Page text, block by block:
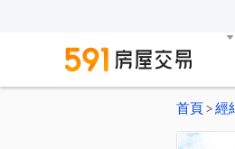
首頁 > 經